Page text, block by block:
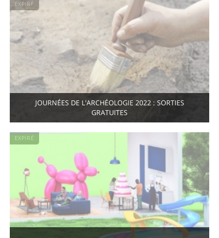
EXPIRÉ
JOURNÉES DE L'ARCHÉOLOGIE 2022 : SORTIES
GRATUITES
EXPIRÉ